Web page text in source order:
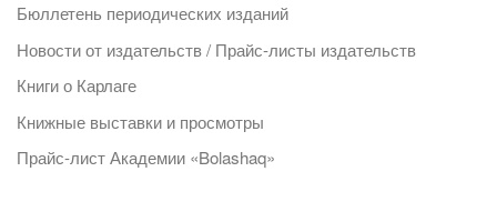
Бюллетень периодических изданий
Новости от издательств / Прайс-листы издательств
Книги о Карлаге
Книжные выставки и просмотры
Прайс-лист Академии «Bolashaq»